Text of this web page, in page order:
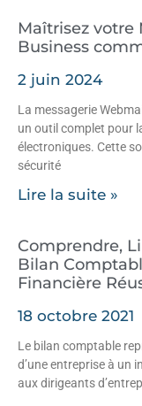
Maîtrisez votre
Business
2 juin 2024
La messagerie
un outil complet pour
électroniques. Cette
sécurité
Lire la suite »
Comprendre,
Bilan
Financière
18 octobre 2021
Le bilan comptable
d’une entreprise à un
aux dirigeants